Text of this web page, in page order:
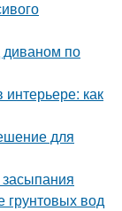
диваном по
как
для
грунтовых вод